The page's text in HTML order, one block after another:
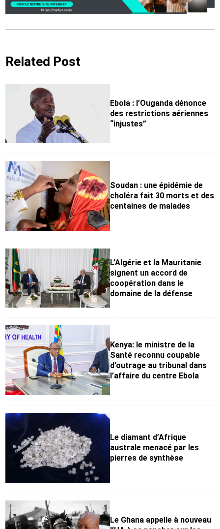
Related Post
Ebola : l’Ouganda dénonce
des restrictions aériennes
“injustes”
Soudan : une épidémie de
choléra fait 30 morts et des
centaines de malades
L’Algérie et la Mauritanie
signent un accord de
coopération dans le
domaine de la défense
Kenya: le ministre de la
Santé reconnu coupable
d’outrage au tribunal dans
l’affaire du centre Ebola
Le diamant d’Afrique
australe menacé par les
pierres de synthèse
Le Ghana appelle à nouveau